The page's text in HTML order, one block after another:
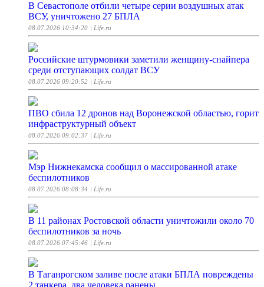
В Севастополе отбили четыре серии воздушных атак
ВСУ, уничтожено 27 БПЛА
08.07.2026 10:34:20 | Life.ru
Российские штурмовики заметили женщину-снайпера
среди отступающих солдат ВСУ
08.07.2026 09:20:52 | Life.ru
ПВО сбила 12 дронов над Воронежской областью, горит
инфраструктурный объект
08.07.2026 09:02:37 | Life.ru
Мэр Нижнекамска сообщил о массированной атаке
беспилотников
08.07.2026 08:08:34 | Life.ru
В 11 районах Ростовской области уничтожили около 70
беспилотников за ночь
08.07.2026 07:45:46 | Life.ru
В Таганрогском заливе после атаки БПЛА повреждены